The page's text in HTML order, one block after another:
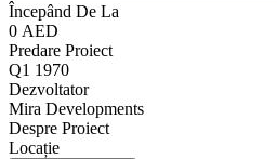
Începând De La
0 AED
Predare Proiect
Q1 1970
Dezvoltator
Mira Developments
Despre Proiect
Locație